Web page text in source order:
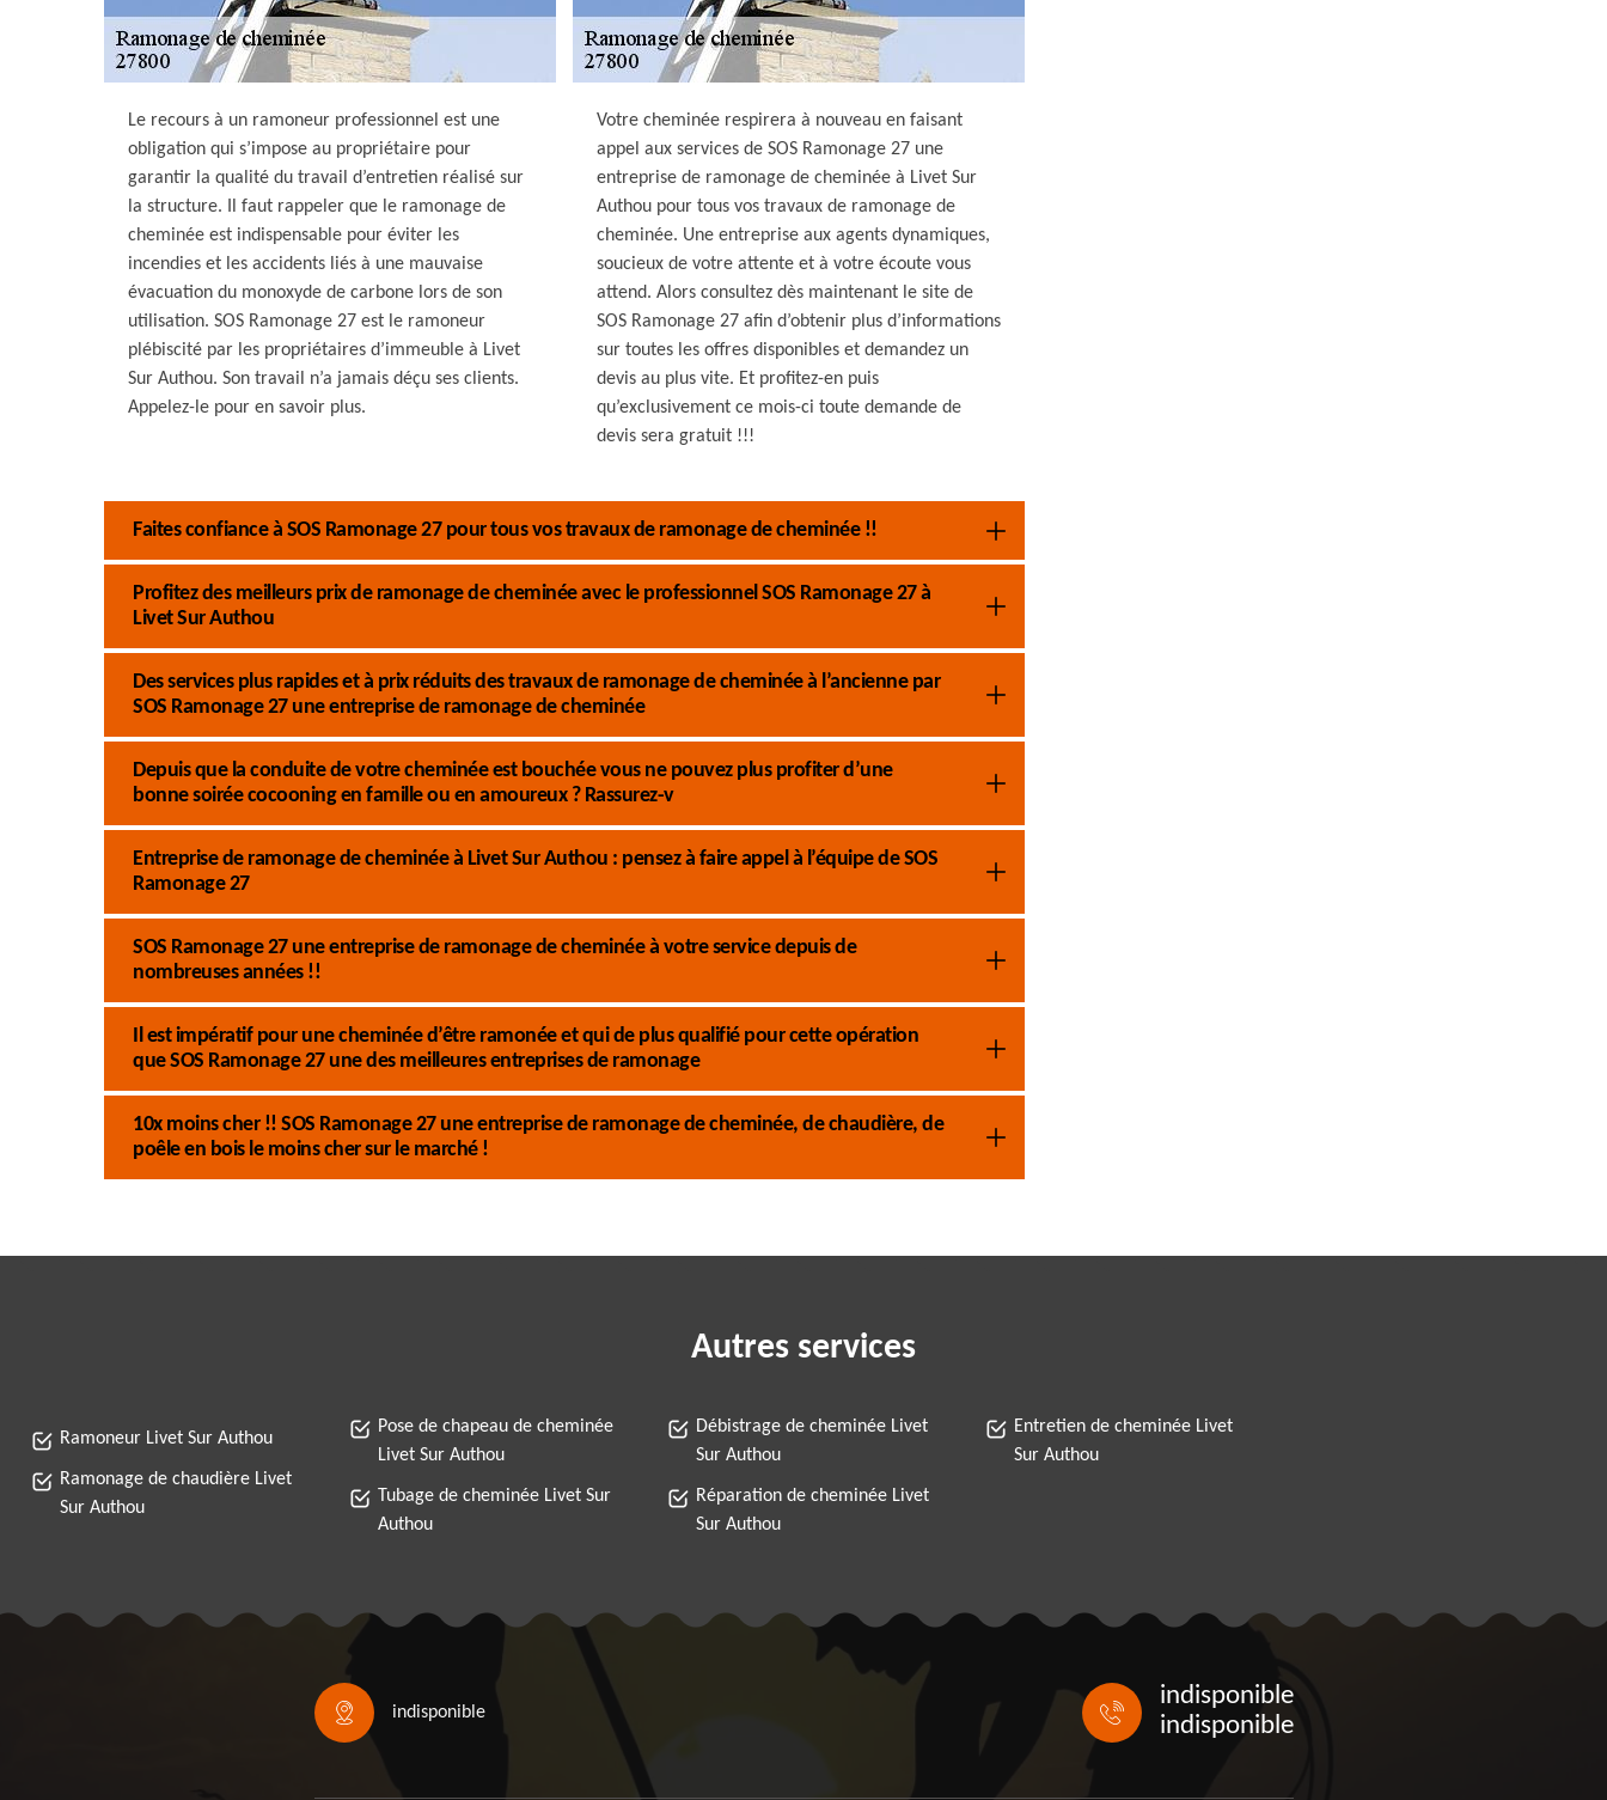
Le recours à un ramoneur professionnel est une
obligation qui s’impose au propriétaire pour
garantir la qualité du travail d’entretien réalisé sur
la structure. Il faut rappeler que le ramonage de
cheminée est indispensable pour éviter les
incendies et les accidents liés à une mauvaise
évacuation du monoxyde de carbone lors de son
utilisation. SOS Ramonage 27 est le ramoneur
plébiscité par les propriétaires d’immeuble à Livet
Sur Authou. Son travail n’a jamais déçu ses clients.
Appelez-le pour en savoir plus.
Votre cheminée respirera à nouveau en faisant
appel aux services de SOS Ramonage 27 une
entreprise de ramonage de cheminée à Livet Sur
Authou pour tous vos travaux de ramonage de
cheminée. Une entreprise aux agents dynamiques,
soucieux de votre attente et à votre écoute vous
attend. Alors consultez dès maintenant le site de
SOS Ramonage 27 afin d’obtenir plus d’informations
sur toutes les offres disponibles et demandez un
devis au plus vite. Et profitez-en puis
qu’exclusivement ce mois-ci toute demande de
devis sera gratuit !!!
Faites confiance à SOS Ramonage 27 pour tous vos travaux de ramonage de cheminée !!
Profitez des meilleurs prix de ramonage de cheminée avec le professionnel SOS Ramonage 27 à
Livet Sur Authou
Des services plus rapides et à prix réduits des travaux de ramonage de cheminée à l’ancienne par
SOS Ramonage 27 une entreprise de ramonage de cheminée
Depuis que la conduite de votre cheminée est bouchée vous ne pouvez plus profiter d’une
bonne soirée cocooning en famille ou en amoureux ? Rassurez-v
Entreprise de ramonage de cheminée à Livet Sur Authou : pensez à faire appel à l’équipe de SOS
Ramonage 27
SOS Ramonage 27 une entreprise de ramonage de cheminée à votre service depuis de
nombreuses années !!
Il est impératif pour une cheminée d’être ramonée et qui de plus qualifié pour cette opération
que SOS Ramonage 27 une des meilleures entreprises de ramonage
10x moins cher !! SOS Ramonage 27 une entreprise de ramonage de cheminée, de chaudière, de
poêle en bois le moins cher sur le marché !
Autres services
Ramoneur Livet Sur Authou
Ramonage de chaudière Livet
Sur Authou
Pose de chapeau de cheminée
Livet Sur Authou
Tubage de cheminée Livet Sur
Authou
Débistrage de cheminée Livet
Sur Authou
Réparation de cheminée Livet
Sur Authou
Entretien de cheminée Livet
Sur Authou
indisponible
indisponible
indisponible